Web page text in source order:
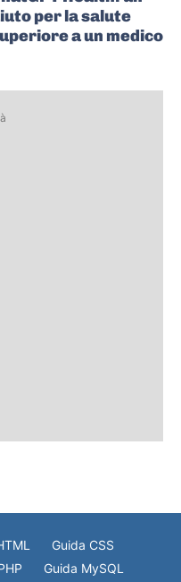
per la salute
a un medico
Guida CSS
Guida MySQL